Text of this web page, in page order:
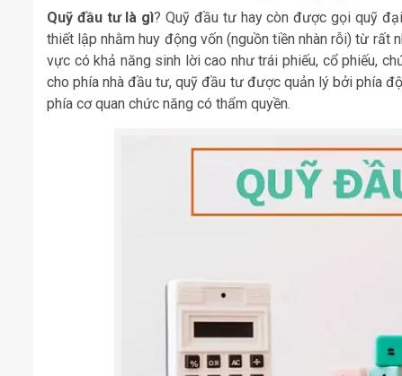
Quỹ đầu tư là gì? Quỹ đầu tư hay còn được gọi quỹ
thiết lập nhằm huy động vốn (nguồn tiền nhàn rỗi) từ rất
vực có khả năng sinh lời cao như trái phiếu, cổ phiếu,
cho phía nhà đầu tư, quỹ đầu tư được quản lý bởi phía
phía cơ quan chức năng có thẩm quyền.